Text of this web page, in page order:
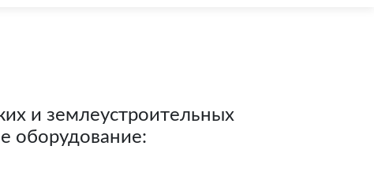
и землеустроительных
оборудование: